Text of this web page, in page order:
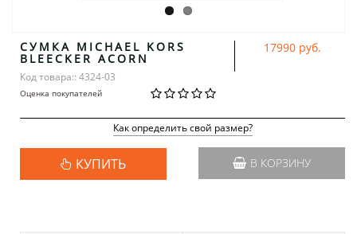
СУМКА MICHAEL KORS
BLEECKER ACORN
Код товара:: 4324-03
Оценка покупателей
17990 руб.
Как определить свой размер?
КУПИТЬ В КОРЗИНУ